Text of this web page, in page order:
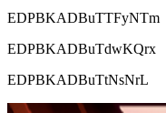
EDPBKADBuTTFyNTm
EDPBKADBuTdwKQrx
EDPBKADBuTtNsNrL